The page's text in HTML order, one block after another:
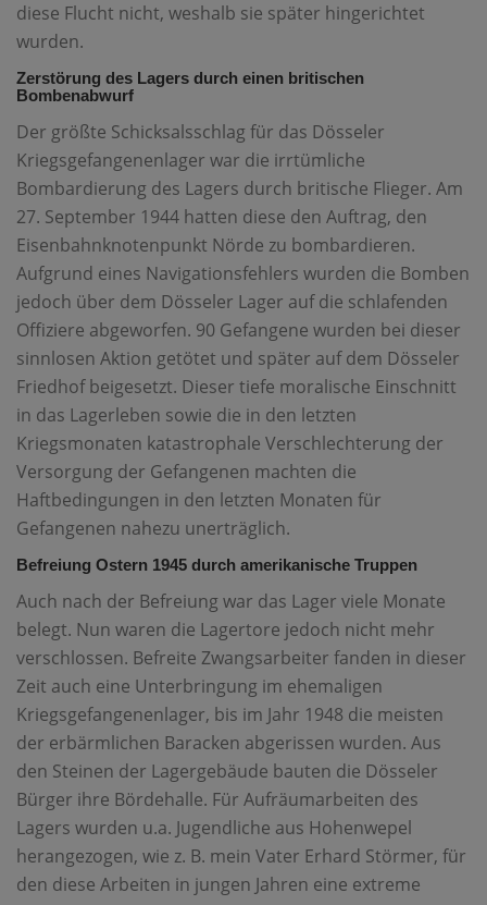
diese Flucht nicht, weshalb sie später hingerichtet
wurden.
Zerstörung des Lagers durch einen britischen
Bombenabwurf
Der größte Schicksalsschlag für das Dösseler
Kriegsgefangenenlager war die irrtümliche
Bombardierung des Lagers durch britische Flieger. Am
27. September 1944 hatten diese den Auftrag, den
Eisenbahnknotenpunkt Nörde zu bombardieren.
Aufgrund eines Navigationsfehlers wurden die Bomben
jedoch über dem Dösseler Lager auf die schlafenden
Offiziere abgeworfen. 90 Gefangene wurden bei dieser
sinnlosen Aktion getötet und später auf dem Dösseler
Friedhof beigesetzt. Dieser tiefe moralische Einschnitt
in das Lagerleben sowie die in den letzten
Kriegsmonaten katastrophale Verschlechterung der
Versorgung der Gefangenen machten die
Haftbedingungen in den letzten Monaten für
Gefangenen nahezu unerträglich.
Befreiung Ostern 1945 durch amerikanische Truppen
Auch nach der Befreiung war das Lager viele Monate
belegt. Nun waren die Lagertore jedoch nicht mehr
verschlossen. Befreite Zwangsarbeiter fanden in dieser
Zeit auch eine Unterbringung im ehemaligen
Kriegsgefangenenlager, bis im Jahr 1948 die meisten
der erbärmlichen Baracken abgerissen wurden. Aus
den Steinen der Lagergebäude bauten die Dösseler
Bürger ihre Bördehalle. Für Aufräumarbeiten des
Lagers wurden u.a. Jugendliche aus Hohenwepel
herangezogen, wie z. B. mein Vater Erhard Störmer, für
den diese Arbeiten in jungen Jahren eine extreme